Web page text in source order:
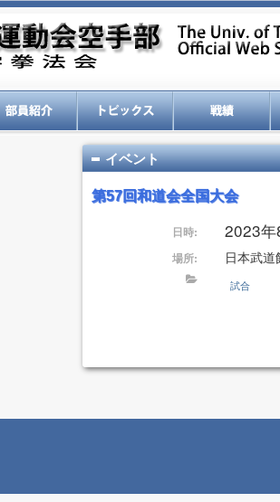
イベント
第57回和道会全国大会
日時: 2023
場所: 日本武道
試合